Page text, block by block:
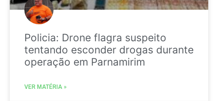
Policia: Drone flagra suspeito
tentando esconder drogas durante
operação em Parnamirim
VER MATÉRIA »